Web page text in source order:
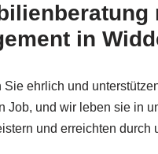
in
Sie ehrlich und
Job, und wir leben sie in
und erreichten durch